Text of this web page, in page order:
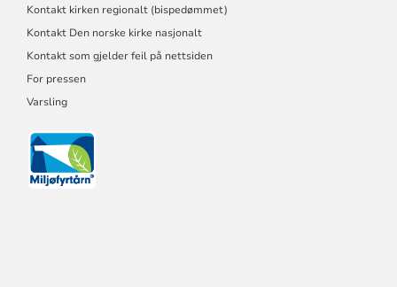
Kontakt kirken regionalt (bispedømmet)
Kontakt Den norske kirke nasjonalt
Kontakt som gjelder feil på nettsiden
For pressen
Varsling